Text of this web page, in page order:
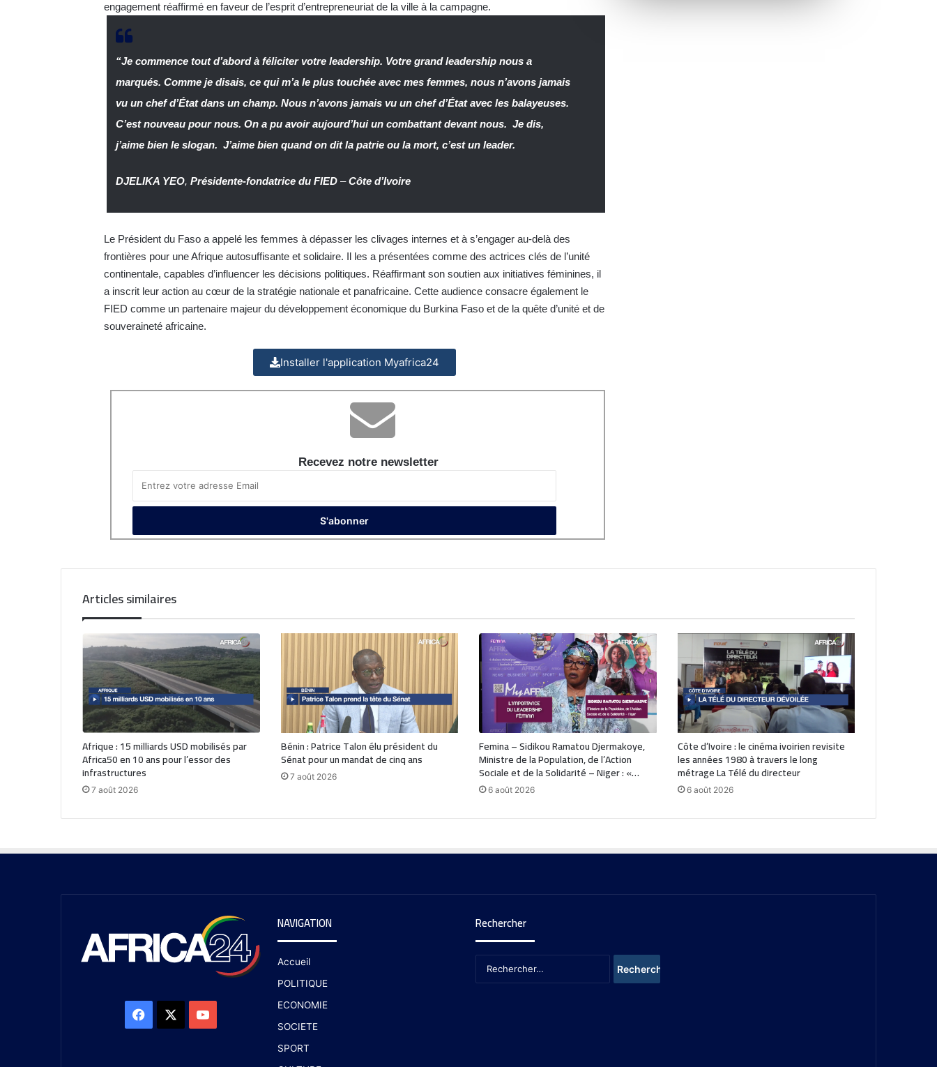
engagement réaffirmé en faveur de l’esprit d’entrepreneuriat de la ville à la campagne.
“Je commence tout d’abord à féliciter votre leadership. Votre grand leadership nous a
marqués. Comme je disais, ce qui m’a le plus touchée avec mes femmes, nous n’avons jamais
vu un chef d’État dans un champ. Nous n’avons jamais vu un chef d’État avec les balayeuses.
C’est nouveau pour nous. On a pu avoir aujourd’hui un combattant devant nous. Je dis,
j’aime bien le slogan. J’aime bien quand on dit la patrie ou la mort, c’est un leader.
DJELIKA YEO,Présidente-fondatrice du FIED –Côte d’Ivoire
Le Président du Faso a appelé les femmes à dépasser les clivages internes et à s’engager au-delà des
frontières pour une Afrique autosuffisante et solidaire. Il les a présentées comme des actrices clés de l’unité
continentale, capables d’influencer les décisions politiques. Réaffirmant son soutien aux initiatives féminines, il
a inscrit leur action au cœur de la stratégie nationale et panafricaine. Cette audience consacre également le
FIED comme un partenaire majeur du développement économique du Burkina Faso et de la quête d’unité et de
souveraineté africaine.
Installer l'application Myafrica24
Recevez notre newsletter
Articles similaires
Afrique : 15 milliards USD mobilisés par
Africa50 en 10 ans pour l’essor des
infrastructures
7 août 2026
Bénin : Patrice Talon élu président du
Sénat pour un mandat de cinq ans
7 août 2026
Femina – Sidikou Ramatou Djermakoye,
Ministre de la Population, de l’Action
Sociale et de la Solidarité – Niger : «…
6 août 2026
Côte d’Ivoire : le cinéma ivoirien revisite
les années 1980 à travers le long
métrage La Télé du directeur
6 août 2026
NAVIGATION
Accueil
POLITIQUE
ECONOMIE
SOCIETE
SPORT
Rechercher